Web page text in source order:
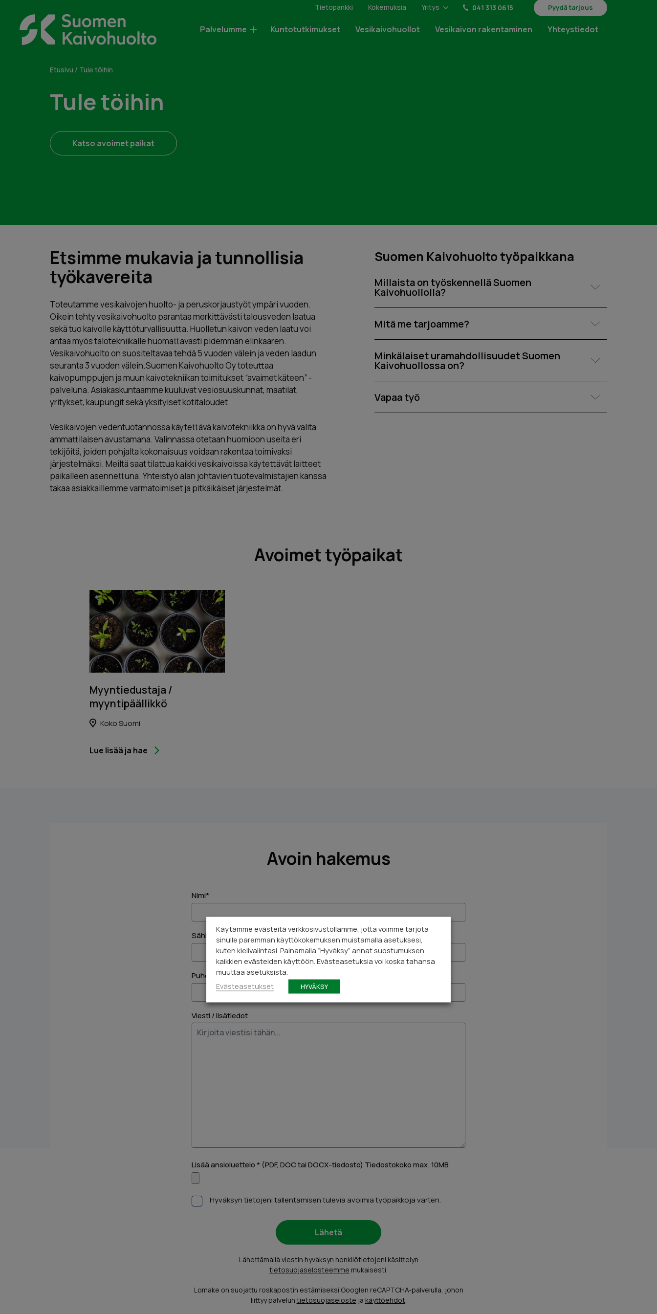
content
Suomen
Kaivohuolto
Oy
Palvelumme Kuntotutkimukset Vesikaivohuollot Vesikaivon rakentaminen Yhteystiedot
Tietopankki Kokemuksia Yritys 041 313 0615 Pyydä tarjous
Etusivu / Tule töihin
Tule töihin
Katso avoimet paikat
Etsimme mukavia ja tunnollisia
työkavereita
Toteutamme vesikaivojen huolto- ja peruskorjaustyöt ympäri vuoden.
Oikein tehty vesikaivohuolto parantaa merkittävästi talousveden laatua
sekä tuo kaivolle käyttöturvallisuutta. Huolletun kaivon veden laatu voi
antaa myös talotekniikalle huomattavasti pidemmän elinkaaren.
Vesikaivohuolto on suositeltavaa tehdä 5 vuoden välein ja veden laadun
seuranta 3 vuoden välein.Suomen Kaivohuolto Oy toteuttaa
kaivopumppujen ja muun kaivotekniikan toimitukset “avaimet käteen” -
palveluna. Asiakaskuntaamme kuuluvat vesiosuuskunnat, maatilat,
yritykset, kaupungit sekä yksityiset kotitaloudet.
Vesikaivojen vedentuotannossa käytettävä kaivotekniikka on hyvä valita
ammattilaisen avustamana. Valinnassa otetaan huomioon useita eri
tekijöitä, joiden pohjalta kokonaisuus voidaan rakentaa toimivaksi
järjestelmäksi. Meiltä saat tilattua kaikki vesikaivoissa käytettävät laitteet
paikalleen asennettuna. Yhteistyö alan johtavien tuotevalmistajien kanssa
takaa asiakkaillemme varmatoimiset ja pitkäikäiset järjestelmät.
Suomen Kaivohuolto työpaikkana
Millaista on työskennellä Suomen
Kaivohuollolla?
Mitä me tarjoamme?
Minkälaiset uramahdollisuudet Suomen
Kaivohuollossa on?
Vapaa työ
Avoimet työpaikat
Myyntiedustaja /
myyntipäällikkö
Koko Suomi
Lue lisää ja hae
Avoin hakemus
Nimi*
Sähköpostiosoite*
Puhelinnumero*
Viesti / lisätiedot
Lisää ansioluettelo * (PDF, DOC tai DOCX-tiedosto) Tiedostokoko max. 10MB
Hyväksyn tietojeni tallentamisen tulevia avoimia työpaikkoja varten.
Lähettämällä viestin hyväksyn henkilötietojeni käsittelyn
tietosuojaselosteemme mukaisesti.
Lomake on suojattu roskapostin estämiseksi Googlen reCAPTCHA-palvelulla, johon
liittyy palvelun tietosuojaseloste ja käyttöehdot.
Käytämme evästeitä verkkosivustollamme, jotta voimme tarjota
sinulle paremman käyttökokemuksen muistamalla asetuksesi,
kuten kielivalintasi. Painamalla “Hyväksy” annat suostumuksen
kaikkien evästeiden käyttöön. Evästeasetuksia voi koska tahansa
muuttaa asetuksista.
Evästeasetukset
HYVÄKSY